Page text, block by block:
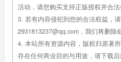
活动，请您购买支持正版授权并合法
3. 若有内容侵犯到您的合法权益，
2931813237@qq.com，我们将删除
4. 本站所有资源内容，版权归原著
存在任何商业目的与用途，请下载后